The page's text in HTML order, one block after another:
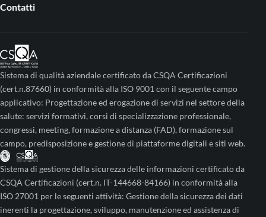
Contatti
Sistema di qualità aziendale certificato da CSQA Certificazioni
(cert.n.87660) in conformità alla ISO 9001 con il seguente campo
applicativo: Progettazione ed erogazione di servizi nel settore della
salute: servizi formativi, corsi di specializzazione professionale,
congressi, meeting, formazione a distanza (FAD), formazione sul
campo, predisposizione e gestione di piattaforme digitali e siti web.
Sistema di gestione della sicurezza delle informazioni certificato da
CSQA Certificazioni (cert.n. IT-144668-84166) in conformità alla
ISO 27001 per le seguenti attività: Gestione della sicurezza dei dati
inerenti la progettazione, sviluppo, manutenzione ed assistenza di